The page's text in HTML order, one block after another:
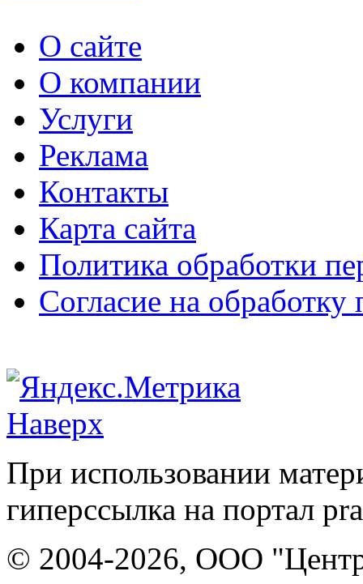
О сайте
О компании
Услуги
Реклама
Контакты
Карта сайта
Политика обработки
Согласие на
Наверх
При использовании
гиперссылка на портал
© 2004-2026, ООО "Центр